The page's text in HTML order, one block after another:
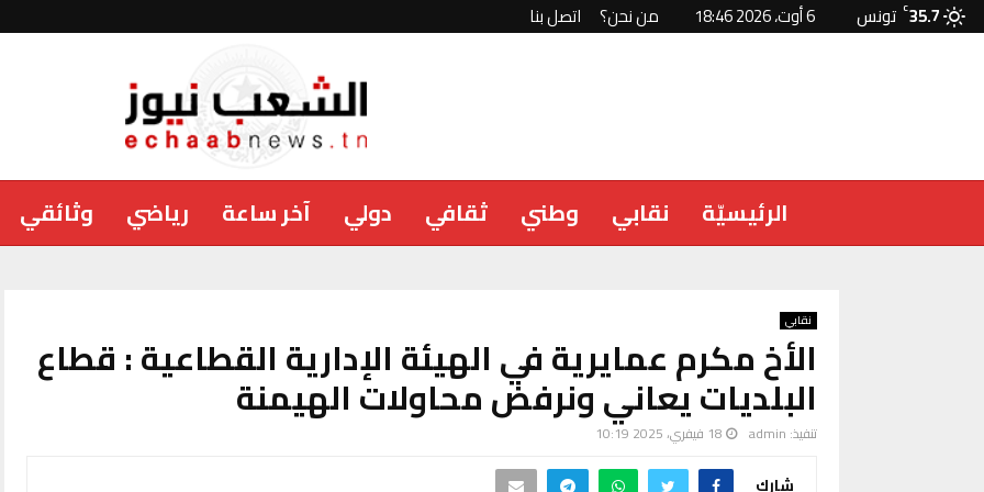
35.7
C تونس 6 أوت، 2026 18:46 من نحن؟ اتصل بنا
الرئيسيّة نقابي وطني ثقافي دولي آخر ساعة رياضي وثائقي
نقابي
الأخ مكرم عمايرية في الهيئة الإدارية القطاعية : قطاع
البلديات يعاني ونرفض محاولات الهيمنة
تنفيذ: admin 18 فيفري، 2025 10:19
شارك